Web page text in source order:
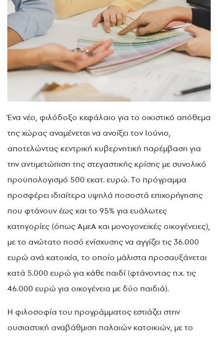
Ένα νέο, φιλόδοξο κεφάλαιο για το οικιστικό απόθεμα
της χώρας αναμένεται να ανοίξει τον Ιούνιο,
αποτελώντας κεντρική κυβερνητική παρέμβαση για
την αντιμετώπιση της στεγαστικής κρίσης με συνολικό
προϋπολογισμό 500 εκατ. ευρώ. Tο πρόγραμμα
προσφέρει ιδιαίτερα υψηλά ποσοστά επιχορήγησης
που φτάνουν έως και το 95% για ευάλωτες
κατηγορίες (όπως ΑμεΑ και μονογονεϊκές οικογένειες),
με το ανώτατο ποσό ενίσχυσης να αγγίζει τις 36.000
ευρώ ανά κατοικία, το οποίο μάλιστα προσαυξάνεται
κατά 5.000 ευρώ για κάθε παιδί (φτάνοντας π.χ. τις
46.000 ευρώ για οικογένεια με δύο παιδιά).
Η φιλοσοφία του προγράμματος εστιάζει στην
ουσιαστική αναβάθμιση παλαιών κατοικιών, με το